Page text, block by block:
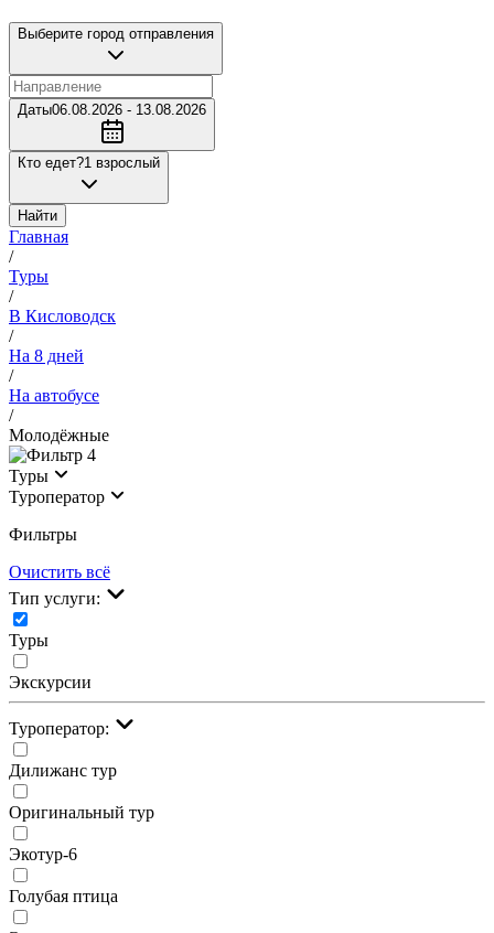
Выберите город отправления
Даты06.08.2026 - 13.08.2026
Кто едет?1 взрослый
Найти
Главная
/
Туры
/
В Кисловодск
/
На 8 дней
/
На автобусе
/
Молодёжные
4
Туры
Туроператор
Фильтры
Очистить всё
Тип услуги:
Туры
Экскурсии
Туроператор:
Дилижанс тур
Оригинальный тур
Экотур-6
Голубая птица